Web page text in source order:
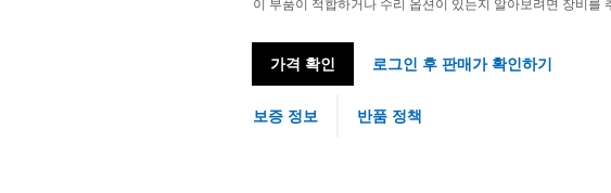
이 부품이 적합하거나 수리 옵션이 있는지 알아보려면 장비를
가격 확인 로그인 후 판매가 확인하기
보증 정보 반품 정책